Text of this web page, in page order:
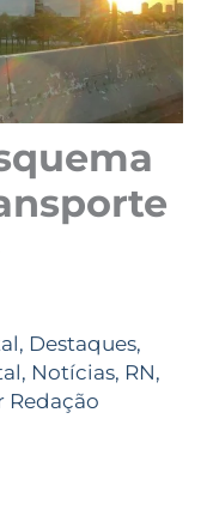
, Destaques,
, Notícias, RN,
Redação